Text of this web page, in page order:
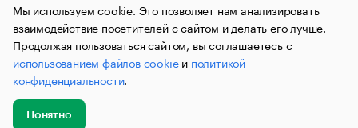
© АО «РОСБИЗНЕСКОНСАЛТИНГ»,1995–2026.Сообщения
и материалы информационного агентства «РБК»
(зарегистрировано Федеральной службой по надзору в сфере
связи, информационных технологий и массовых
коммуникаций (Роскомнадзор) 09.12.2015 за номером ИА
№ФС77-63848) сопровождаются пометкой «РБК». Отдельные
публикации могут содержать информацию,
не предназначенную для пользователей
до 18 лет.
Мы используем cookie. Это позволяет нам анализировать
взаимодействие посетителей с сайтом и делать его лучше.
Продолжая пользоваться сайтом, вы соглашаетесь с
использованием файлов cookieи политикой
конфиденциальности.
Понятно